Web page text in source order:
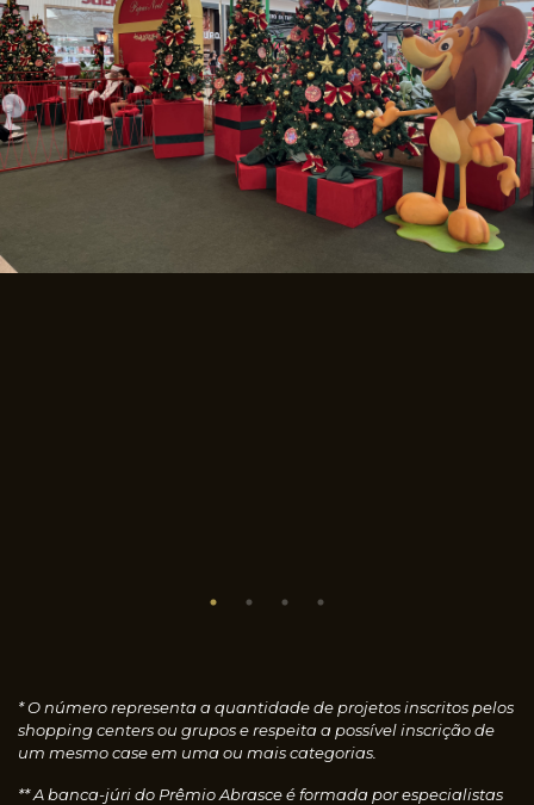
* O número representa a quantidade de projetos inscritos pelos
shopping centers ou grupos e respeita a possível inscrição de
um mesmo case em uma ou mais categorias.
** A banca-júri do Prêmio Abrasce é formada por especialistas